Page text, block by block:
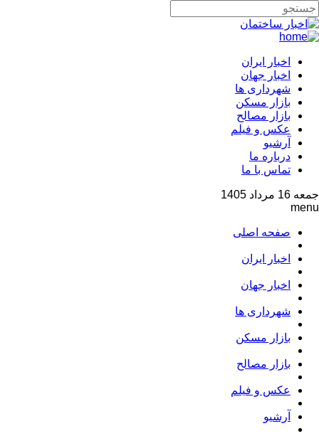
اخبار ایران
اخبار جهان
شهرداری ها
بازار مسکن
بازار مصالح
عکس و فیلم
آرشیو
درباره ما
تماس با ما
جمعه 16 مرداد 1405
menu
صفحه اصلی
اخبار ایران
اخبار جهان
شهرداری ها
بازار مسکن
بازار مصالح
عکس و فیلم
آرشیو